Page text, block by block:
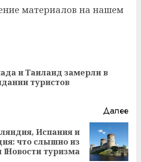
материалов на нашем
и Таиланд замерли в
туристов
Далее
Испания и
что слышно из
Новости туризма